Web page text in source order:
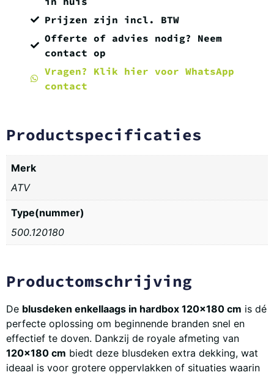
Prijzen zijn incl. BTW
Offerte of advies nodig? Neem
contact op
Vragen? Klik hier voor WhatsApp
contact
Productspecificaties
Merk
ATV
Type(nummer)
500.120180
Productomschrijving
De blusdeken enkellaags in hardbox 120×180 cm is dé
perfecte oplossing om beginnende branden snel en
effectief te doven. Dankzij de royale afmeting van
120×180 cm biedt deze blusdeken extra dekking, wat
ideaal is voor grotere oppervlakken of situaties waarin